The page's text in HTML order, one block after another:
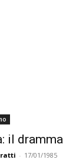
il
- 17/01/1985